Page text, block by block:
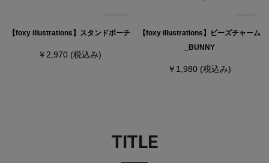
【foxy illustrations】スタンドポーチ
￥2,970 (税込み)
【foxy illustrations】ビーズチャーム
_BUNNY
￥1,980 (税込み)
TITLE